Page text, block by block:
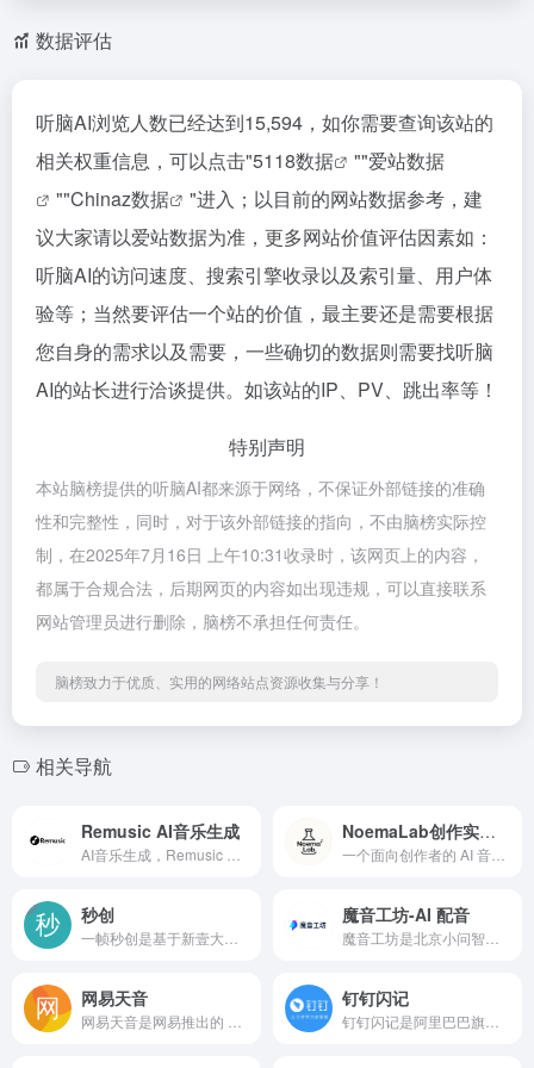
数据评估
听脑AI浏览人数已经达到15,594，如你需要查询该站的
相关权重信息，可以点击"5118数据 ""爱站数据
""Chinaz数据
"进入；以目前的网站数据参考，建
议大家请以爱站数据为准，更多网站价值评估因素如：
听脑AI的访问速度、搜索引擎收录以及索引量、用户体
验等；当然要评估一个站的价值，最主要还是需要根据
您自身的需求以及需要，一些确切的数据则需要找听脑
AI的站长进行洽谈提供。如该站的IP、PV、跳出率等！
特别声明
本站脑榜提供的听脑AI都来源于网络，不保证外部链接的准确
性和完整性，同时，对于该外部链接的指向，不由脑榜实际控
制，在2025年7月16日 上午10:31收录时，该网页上的内容，
都属于合规合法，后期网页的内容如出现违规，可以直接联系
网站管理员进行删除，脑榜不承担任何责任。
脑榜致力于优质、实用的网络站点资源收集与分享！
相关导航
Remusic AI音乐生成 NoemaLab创作实验室
秒创 魔音工坊-AI 配音
网易天音 钉钉闪记